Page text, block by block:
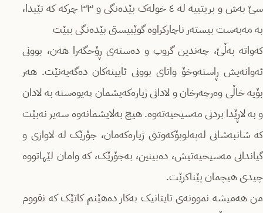
سێ بەش و بریتییە لە ٤ خولەک بێدەنگی و ٣٣ چرکە کە تێیدا،
بە مەبەست بیستەر ناچارکراوە گوێبیستی بێدەنگی ببێت
کەواتە بەڵێ، چەندین گروپ و دەستەی ڕۆحگەرا هەن، بوونی
ئەوانەیش ڕاستەوخۆ واتای بوونی ئایینەکان دەگەیەنێت. هەر
بۆیە خاڵی وەرچەرخان و لادانی ژیارەکەیشمان پەیوەستە بە لادان
و بە لاڕێدا بردنی مەسیحیەتەوە. هیچ بەلایشمانەوە سەیر نەبێت
کە شانبەشانی لەپەلوپۆکەوتنی ژیارەکەمان، جۆرێک لە لاوازی و
گیاندانی مەسیحیەتیش، دەبینین، بەجۆرێک، کە وامان لێهاتووە
چیدی هیچمان پێناکرێت.
من هەمیشە نموونەی تایتانیک بەکار دەهێنم کاتێک کە نقووم